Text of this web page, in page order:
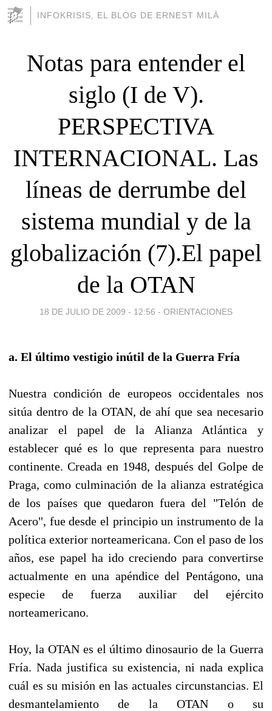
INFOKRISIS, EL BLOG DE ERNEST MILÀ
Notas para entender el
siglo (I de V).
PERSPECTIVA
INTERNACIONAL. Las
líneas de derrumbe del
sistema mundial y de la
globalización (7).El papel
de la OTAN
18 DE JULIO DE 2009 - 12:56 - ORIENTACIONES
a. El último vestigio inútil de la Guerra Fría
Nuestra condición de europeos occidentales nos
sitúa dentro de la OTAN, de ahí que sea necesario
analizar el papel de la Alianza Atlántica y
establecer qué es lo que representa para nuestro
continente. Creada en 1948, después del Golpe de
Praga, como culminación de la alianza estratégica
de los países que quedaron fuera del "Telón de
Acero", fue desde el principio un instrumento de la
política exterior norteamericana. Con el paso de los
años, ese papel ha ido creciendo para convertirse
actualmente en una apéndice del Pentágono, una
especie de fuerza auxiliar del ejército
norteamericano.
Hoy, la OTAN es el último dinosaurio de la Guerra
Fría. Nada justifica su existencia, ni nada explica
cuál es su misión en las actuales circunstancias. El
desmantelamiento de la OTAN o su